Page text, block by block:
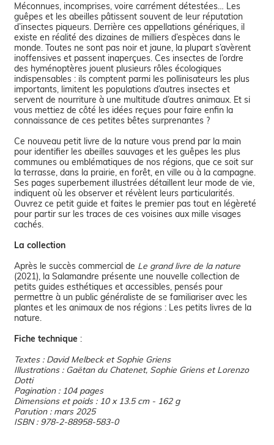
Méconnues, incomprises, voire carrément détestées… Les
guêpes et les abeilles pâtissent souvent de leur réputation
d’insectes piqueurs. Derrière ces appellations génériques, il
existe en réalité des dizaines de milliers d’espèces dans le
monde. Toutes ne sont pas noir et jaune, la plupart s’avèrent
inoffensives et passent inaperçues. Ces insectes de l’ordre
des hyménoptères jouent plusieurs rôles écologiques
indispensables : ils comptent parmi les pollinisateurs les plus
importants, limitent les populations d’autres insectes et
servent de nourriture à une multitude d’autres animaux. Et si
vous mettiez de côté les idées reçues pour faire enfin la
connaissance de ces petites bêtes surprenantes ?
Ce nouveau petit livre de la nature vous prend par la main
pour identifier les abeilles sauvages et les guêpes les plus
communes ou emblématiques de nos régions, que ce soit sur
la terrasse, dans la prairie, en forêt, en ville ou à la campagne.
Ses pages superbement illustrées détaillent leur mode de vie,
indiquent où les observer et révèlent leurs particularités.
Ouvrez ce petit guide et faites le premier pas tout en légèreté
pour partir sur les traces de ces voisines aux mille visages
cachés.
La collection
Après le succès commercial de Le grand livre de la nature
(2021), la Salamandre présente une nouvelle collection de
petits guides esthétiques et accessibles, pensés pour
permettre à un public généraliste de se familiariser avec les
plantes et les animaux de nos régions : Les petits livres de la
nature.
Fiche technique :
Textes : David Melbeck et Sophie Griens
Illustrations : Gaëtan du Chatenet, Sophie Griens et Lorenzo
Dotti
Pagination : 104 pages
Dimensions et poids : 10 x 13.5 cm - 162 g
Parution : mars 2025
ISBN : 978-2-88958-583-0